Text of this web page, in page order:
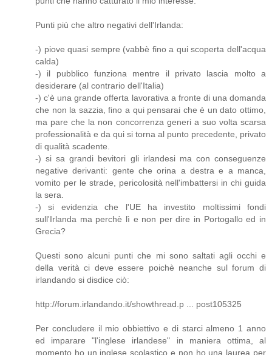
Punti più che altro negativi dell'Irlanda:
-) piove quasi sempre (vabbè fino a qui scoperta dell'acqua
calda)
-) il pubblico funziona mentre il privato lascia molto a
desiderare (al contrario dell'Italia)
-) c'è una grande offerta lavorativa a fronte di una domanda
che non la sazzia, fino a qui pensarai che è un dato ottimo,
ma pare che la non concorrenza generi a suo volta scarsa
professionalità e da qui si torna al punto precedente, privato
di qualità scadente.
-) si sa grandi bevitori gli irlandesi ma con conseguenze
negative derivanti: gente che orina a destra e a manca,
vomito per le strade, pericolosità nell'imbattersi in chi guida
la sera.
-) si evidenzia che l'UE ha investito moltissimi fondi
sull'Irlanda ma perchè lì e non per dire in Portogallo ed in
Grecia?
Questi sono alcuni punti che mi sono saltati agli occhi e
della verità ci deve essere poichè neanche sul forum di
irlandando si disdice ciò:
http://forum.irlandando.it/showthread.p ... post105325
Per concludere il mio obbiettivo e di starci almeno 1 anno
ed imparare "l'inglese irlandese" in maniera ottima, al
momento ho un inglese scolastico e non ho una laurea per